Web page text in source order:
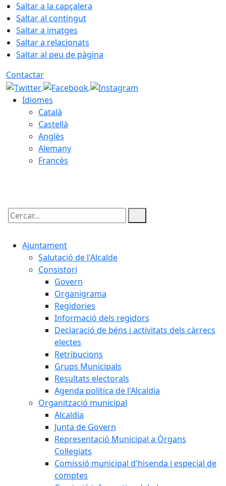
Saltar a la capçalera
Saltar al contingut
Saltar a imatges
Saltar a relacionats
Saltar al peu de pàgina
Contactar
Idiomes
Català
Castellà
Anglès
Alemany
Francès
Cercar:
Ajuntament
Salutació de l'Alcalde
Consistori
Govern
Organigrama
Regidories
Informació dels regidors
Declaració de béns i activitats dels càrrecs
electes
Retribucions
Grups Municipals
Resultats electorals
Agenda política de l'Alcaldia
Organització municipal
Alcaldia
Junta de Govern
Representació Municipal a Òrgans
Col·legiats
Comissió municipal d'hisenda i especial de
comptes